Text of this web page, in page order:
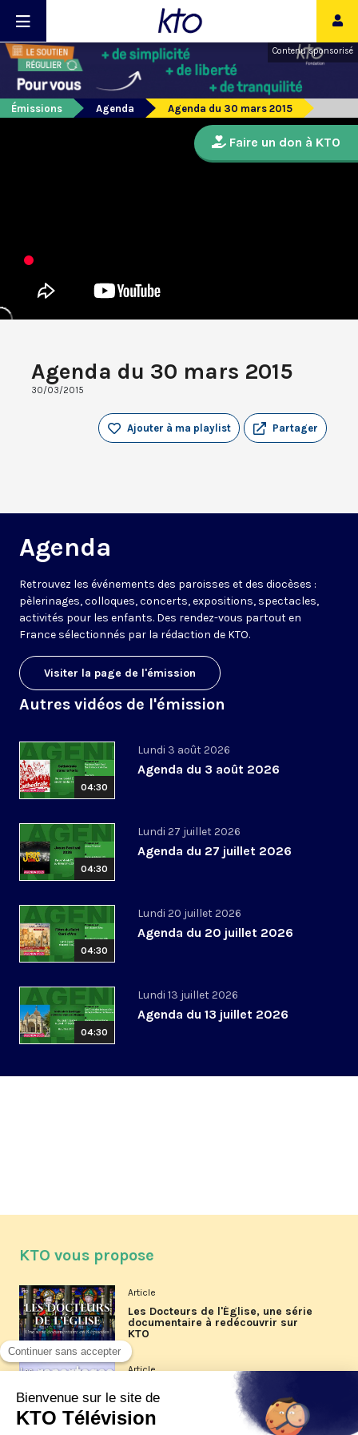
Contenu sponsorisé
Émissions Agenda Agenda du 30 mars 2015
Agenda du 30 mars 2015
30/03/2015
Partager
Ajouter à ma playlist
Agenda
Retrouvez les événements des paroisses et des diocèses :
pèlerinages, colloques, concerts, expositions, spectacles,
activités pour les enfants. Des rendez-vous partout en
France sélectionnés par la rédaction de KTO.
Visiter la page de l'émission
Autres vidéos de l'émission
04:30
Lundi 3 août 2026
Agenda du 3 août 2026
04:30
Lundi 27 juillet 2026
Agenda du 27 juillet 2026
04:30
Lundi 20 juillet 2026
Agenda du 20 juillet 2026
04:30
Lundi 13 juillet 2026
Agenda du 13 juillet 2026
Faire un don à KTO
KTO vous propose
Article
Les Docteurs de l'Église, une série
documentaire à redécouvrir sur
KTO
Article
Les reportages d'été 2026 de KTO